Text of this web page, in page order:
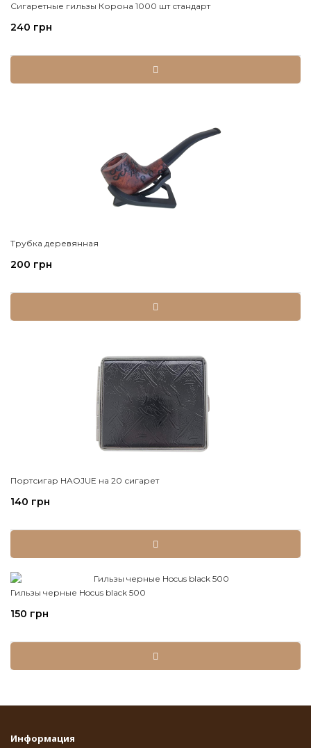
Сигаретные гильзы Корона 1000 шт стандарт
240 грн
Трубка деревянная
200 грн
Портсигар HAOJUE на 20 сигарет
140 грн
Гильзы черные Hocus black 500
150 грн
Информация